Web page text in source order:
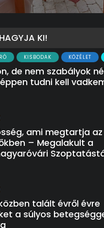
KI!
KISBODAK KÖZÉLET
de nem szabályok
tudni kell
ami megtartja
– Megalakult a
talált évről évre
a súlyos